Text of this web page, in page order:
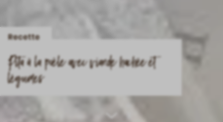
Recette
Pita à la poêle avec viande hachée et
légumes